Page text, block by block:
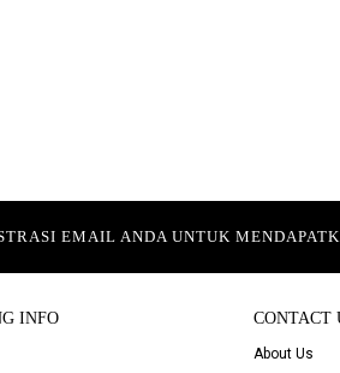
EMAIL ANDA UNTUK
INFO CONTACT
About Us